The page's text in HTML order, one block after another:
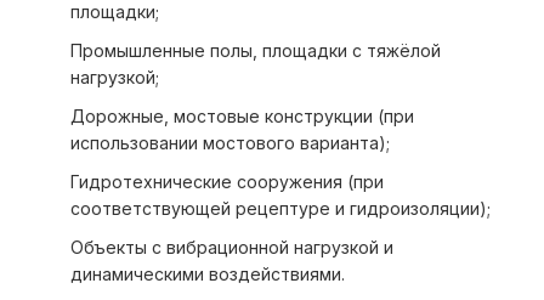
площадки;
Промышленные полы, площадки с тяжёлой
нагрузкой;
Дорожные, мостовые конструкции (при
использовании мостового варианта);
Гидротехнические сооружения (при
соответствующей рецептуре и гидроизоляции);
Объекты с вибрационной нагрузкой и
динамическими воздействиями.